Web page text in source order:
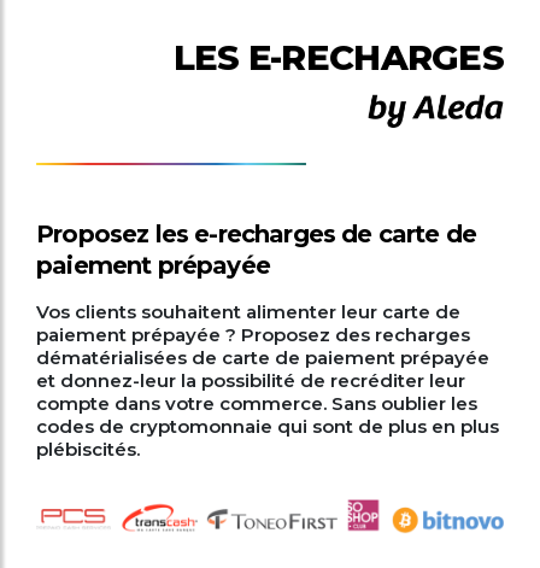
LES E-RECHARGES
Proposez les e-recharges de carte de
paiement prépayée
Vos clients souhaitent alimenter leur carte de
paiement prépayée ? Proposez des recharges
dématérialisées de carte de paiement prépayée
et donnez-leur la possibilité de recréditer leur
compte dans votre commerce. Sans oublier les
codes de cryptomonnaie qui sont de plus en plus
plébiscités.